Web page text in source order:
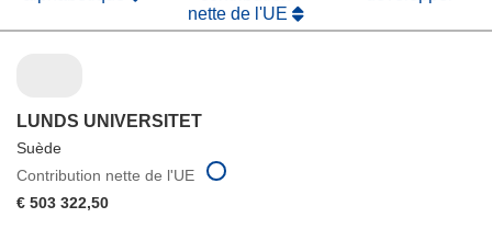
nette de l'UE
LUNDS UNIVERSITET
Suède
Contribution nette de l'UE
€ 503 322,50